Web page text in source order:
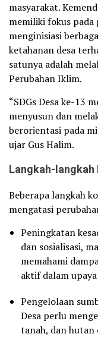
masyarakat.
memiliki fokus pada
menginisiasi
ketahanan desa
satunya adalah
Perubahan Iklim.
“SDGs Desa ke-13
menyusun dan
berorientasi pada
ujar Gus Halim.
Langkah-langkah
Beberapa langkah
mengatasi
Peningkatan
dan sosialisasi,
memahami
aktif dalam
Pengelolaan
Desa perlu
tanah, dan hutan